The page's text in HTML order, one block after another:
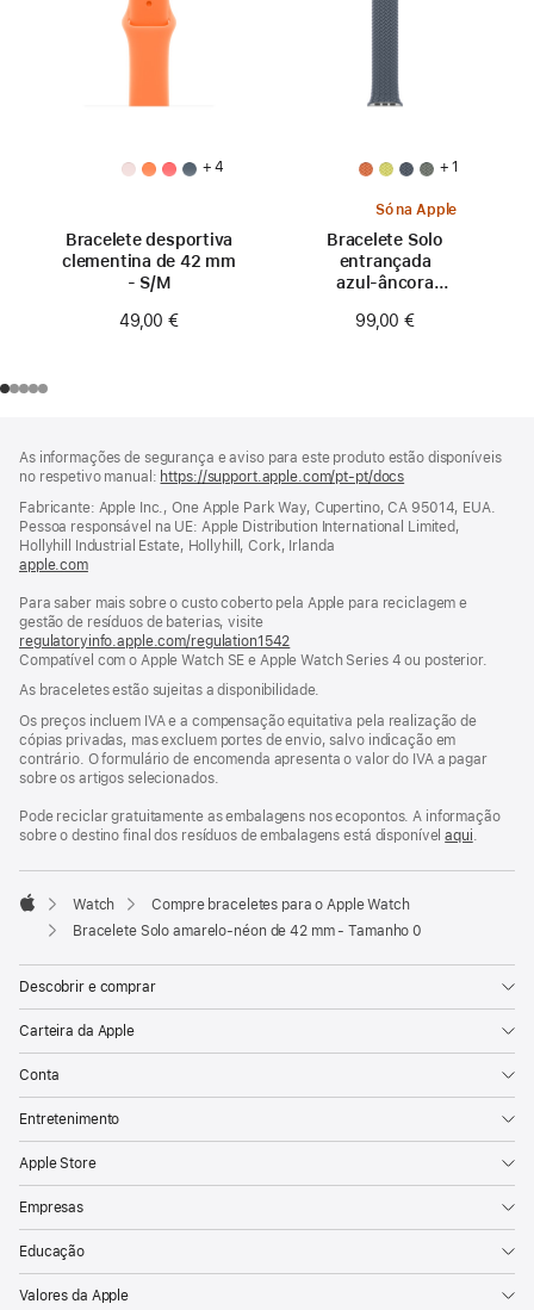
+ 4
Bracelete desportiva
clementina de 42 mm
- S/M
49,00 €
+ 1
Só na Apple
Bracelete Solo
entrançada
azul‑âncora
Tamanho 0
99,00 €
de
rodapé
As informações de segurança e aviso para este produto estão disponíveis
no respetivo manual: https://support.apple.com/pt-pt/docs
nova
janela)
Fabricante: Apple Inc., One Apple Park Way, Cupertino, CA 95014, EUA.
Pessoa responsável na UE: Apple Distribution International Limited,
Hollyhill Industrial Estate, Hollyhill, Cork, Irlanda
apple.com(abre
nova
janela)
Para saber mais sobre o custo coberto pela Apple para reciclagem e
gestão de resíduos de baterias, visite
regulatoryinfo.apple.com/regulation1542
numa
nova
janela)
Compatível com o Apple Watch SE e Apple Watch Series 4 ou posterior.
As braceletes estão sujeitas a disponibilidade.
Os preços incluem IVA e a compensação equitativa pela realização de
cópias privadas, mas excluem portes de envio, salvo indicação em
contrário. O formulário de encomenda apresenta o valor do IVA a pagar
sobre os artigos selecionados.
Pode reciclar gratuitamente as embalagens nos ecopontos. A informação
sobre o destino final dos resíduos de embalagens está disponívelaqui.
Apple
Watch
Compre braceletes para o Apple Watch
Bracelete Solo amarelo‑néon de 42 mm - Tamanho 0
Descobrir e comprar
Carteira da Apple
Conta
Entretenimento
Apple Store
Empresas
Educação
Valores da Apple